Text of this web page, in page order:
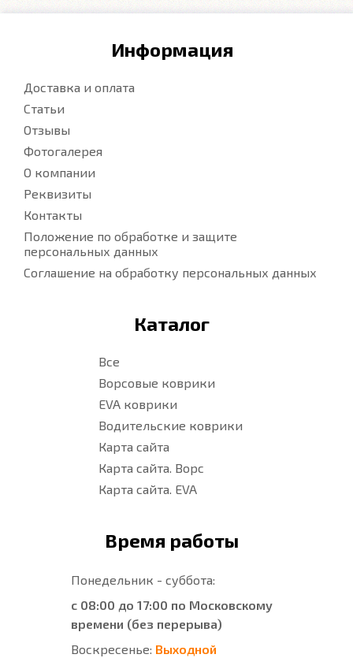
Информация
Доставка и оплата
Статьи
Отзывы
Фотогалерея
О компании
Реквизиты
Контакты
Положение по обработке и защите
персональных данных
Соглашение на обработку персональных данных
Каталог
Все
Ворсовые коврики
EVA коврики
Водительские коврики
Карта сайта
Карта сайта. Ворс
Карта сайта. EVA
Время работы
Понедельник - суббота:
с 08:00 до 17:00 по Московскому
времени (без перерыва)
Воскресенье: Выходной